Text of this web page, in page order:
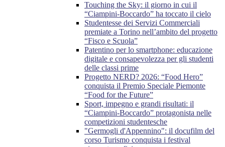
Touching the Sky: il giorno in cui il
“Ciampini-Boccardo” ha toccato il cielo
Studentesse dei Servizi Commerciali
premiate a Torino nell’ambito del progetto
“Fisco e Scuola”
Patentino per lo smartphone: educazione
digitale e consapevolezza per gli studenti
delle classi prime
Progetto NERD? 2026: “Food Hero”
conquista il Premio Speciale Piemonte
“Food for the Future”
Sport, impegno e grandi risultati: il
“Ciampini-Boccardo” protagonista nelle
competizioni studentesche
"Germogli d'Appennino": il docufilm del
corso Turismo conquista i festival